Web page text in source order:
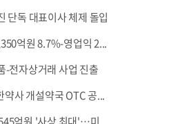
단독 대표이사 체제 돌입
억원 8.7%-영업익 2...
-전자상거래 사업 진출
사 개설약국 OTC 공...